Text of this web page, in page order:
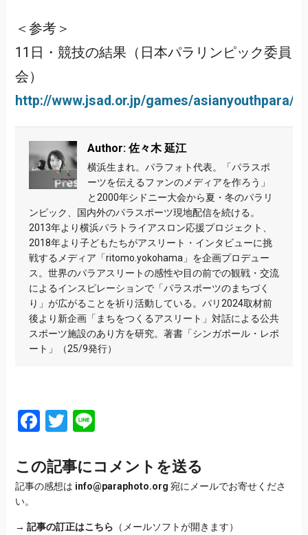
＜参考＞
11日・競技の結果（日本パラリンピック委員
会）
http://www.jsad.or.jp/games/asianyouthpara/
Author: 佐々木 延江
横浜生まれ。パラフォト代表。「パラスポ
ーツを伝えるファンのメディアを作ろう」
と2000年シドニー大会から夏・冬のパラリ
ンピック、国内外のパラスポーツ現地配信を続ける。
2013年より横浜パラトライアスロン応援プロジェクト、
2018年より子どもたちがアスリート・インタビューに挑
戦するメディア「ritomo.yokohama」を企画プロデュー
ス。世界のパラアスリートの感性や目の前での観戦・交流
によるインスピレーションで「パラスポーツのまちづく
り」が広がることを祈り活動している。パリ2024取材前
後より新企画「まちをつくるアスリート」対話による公共
スポーツ施設のあり方を研究。著書「シンガポール・レポ
ート」（25/9発行）
Facebook
Twitter
Line
この記事にコメントを送る
記事の感想は info@paraphoto.org 宛にメールでお寄せくださ
い。
→ 記事の訂正はこちら （メールソフトが開きます）